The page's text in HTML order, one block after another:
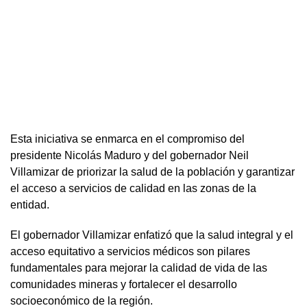
Esta iniciativa se enmarca en el compromiso del
presidente Nicolás Maduro y del gobernador Neil
Villamizar de priorizar la salud de la población y garantizar
el acceso a servicios de calidad en las zonas de la
entidad.
El gobernador Villamizar enfatizó que la salud integral y el
acceso equitativo a servicios médicos son pilares
fundamentales para mejorar la calidad de vida de las
comunidades mineras y fortalecer el desarrollo
socioeconómico de la región.